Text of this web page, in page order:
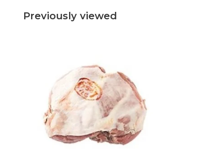
Previously viewed